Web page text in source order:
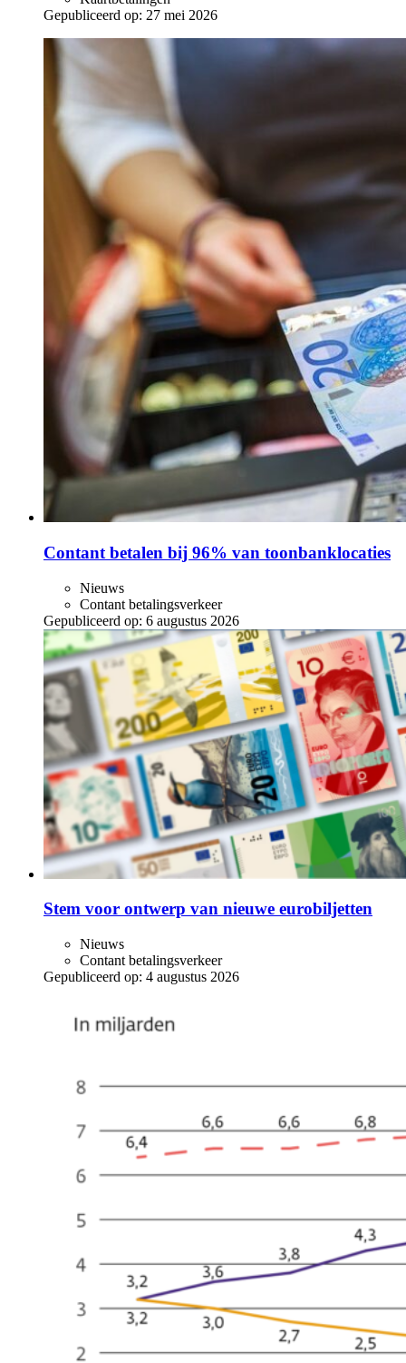
Gepubliceerd op: 27 mei 2026
Contant betalen bij 96% van toonbanklocaties
Nieuws
Contant betalingsverkeer
Gepubliceerd op: 6 augustus 2026
Stem voor ontwerp van nieuwe eurobiljetten
Nieuws
Contant betalingsverkeer
Gepubliceerd op: 4 augustus 2026